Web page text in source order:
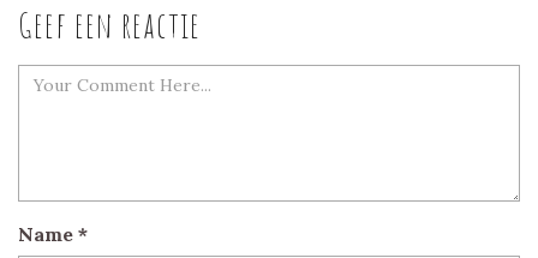
Geef een reactie
Name *